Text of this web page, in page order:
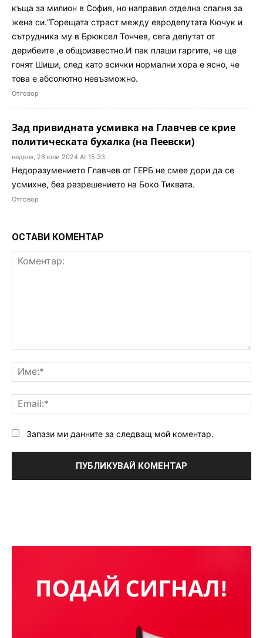
къща за милион в София, но направил отделна спалня за
жена си.“Горещата страст между евродепутата Кючук и
сътрудника му в Брюксел Тончев, сега депутат от
дерибеите ,е общоизвестно.И пак плаши гаргите, че ще
гонят Шиши, след като всички нормални хора е ясно, че
това е абсолютно невъзможно.
Отговор
Зад привидната усмивка на Главчев се крие
политическата бухалка (на Пеевски)
неделя, 28 юли 2024 At 15:33
Недоразумението Главчев от ГЕРБ не смее дори да се
усмихне, без разрешението на Боко Тиквата.
Отговор
ОСТАВИ КОМЕНТАР
Запази ми данните за следващ мой коментар.